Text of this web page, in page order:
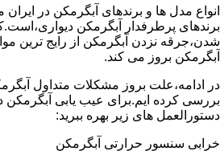
انواع مدل ها و برندهای آبگرمکن در
برندهای پرطرفدار آبگرمکن
شدن،جرقه نزدن آبگرمکن از رایج ترین
آبگرمکن بروز می کند.
در ادامه،علت بروز مشکلات متداول
بررسی کرده ایم.برای عیب یابی آبگرمکن
دستورالعمل های زیر بهره ببرید:
خرابی سنسور حرارتی آبگرمکن